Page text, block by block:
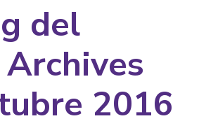
del
2016